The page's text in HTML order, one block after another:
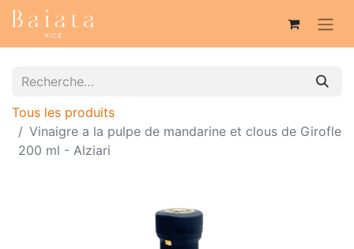
Tous les produits
Vinaigre a la pulpe de mandarine et clous de Girofle
200 ml - Alziari